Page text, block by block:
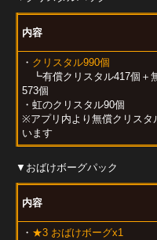
内容
・ クリスタル990個
┗有償クリスタル417個＋
573個
・虹のクリスタル90個
※アプリ内より無償クリスタ
います
▼おばけボーグパック
内容
・ ★3 おばけボーグx1